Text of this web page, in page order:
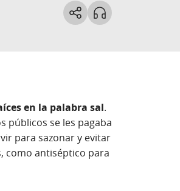
en la palabra sal.
públicos se les pagaba
para sazonar y evitar
como antiséptico para